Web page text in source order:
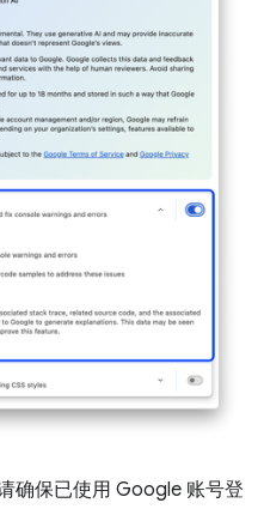
确保已使用 Google 账号登